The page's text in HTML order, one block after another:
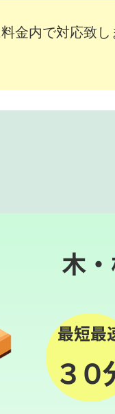
金内で対応致
木
最短最
３０